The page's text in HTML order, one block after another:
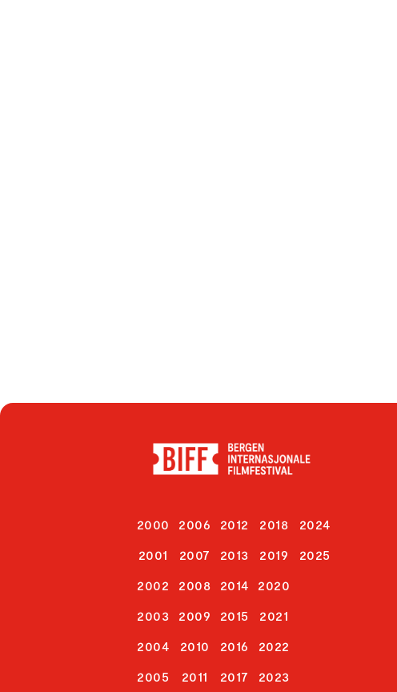
2000
2001
2002
2003
2004
2005
2006
2007
2008
2009
2010
2011
2012
2013
2014
2015
2016
2017
2018
2019
2020
2021
2022
2023
2024
2025